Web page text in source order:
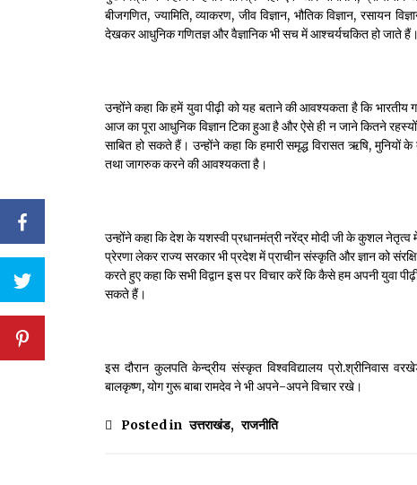
बीजगणित, ज्यामिति, व्याकरण, जीव विज्ञान, भौतिक विज्ञान, रसायन
देखकर आधुनिक गणितज्ञ और वैज्ञानिक भी सच में आश्चर्यचकित हो जाते हैं।
उन्होंने कहा कि हमें युवा पीढ़ी को यह बताने की आवश्यकता है कि
आज का पूरा आधुनिक विज्ञान टिका हुआ है और ऐसे ही न जाने कितने
साबित हो सकते हैं। उन्होंने कहा कि हमारी समृद्ध विरासत ऋषि, मुनियों
तथा जागरुक करने की आवश्यकता है।
उन्होंने कहा कि देश के यशस्वी प्रधानमंत्री नरेंद्र मोदी जी के कुशल
प्रेरणा लेकर राज्य सरकार भी प्रदेश में प्राचीन संस्कृति और ज्ञान को
करते हुए कहा कि सभी विद्वान इस पर विचार करें कि कैसे हम अपनी युवा
सकते हैं।
इस दौरान कुलपति केन्द्रीय संस्कृत विश्वविद्यालय प्रो.श्रीनिवास
बालकृष्ण, योग गुरू बाबा रामदेव ने भी अपने-अपने विचार रखे।
Posted in उत्तराखंड, राजनीति